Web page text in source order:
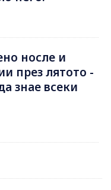
носле и
през лятотo -
знае всеки